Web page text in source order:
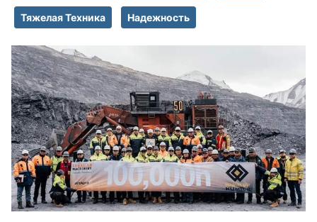
Тяжелая Техника Надежность